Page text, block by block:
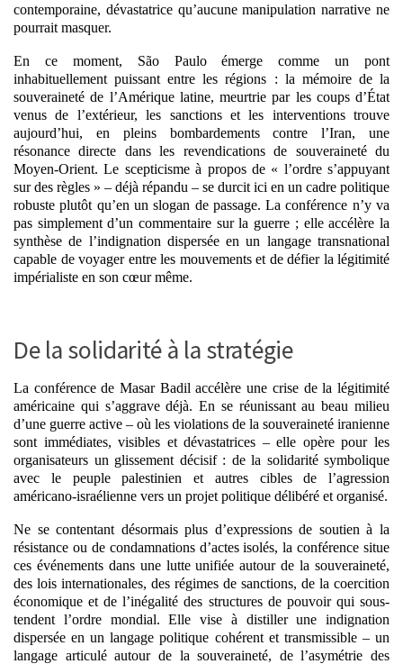
contemporaine, dévastatrice qu’aucune manipulation narrative ne
pourrait masquer.
En ce moment, São Paulo émerge comme un pont
inhabituellement puissant entre les régions : la mémoire de la
souveraineté de l’Amérique latine, meurtrie par les coups d’État
venus de l’extérieur, les sanctions et les interventions trouve
aujourd’hui, en pleins bombardements contre l’Iran, une
résonance directe dans les revendications de souveraineté du
Moyen-Orient. Le scepticisme à propos de « l’ordre s’appuyant
sur des règles » – déjà répandu – se durcit ici en un cadre politique
robuste plutôt qu’en un slogan de passage.La conférence n’y va
pas simplement d’un commentaire sur la guerre ; elle accélère la
synthèse de l’indignation dispersée en un langage transnational
capable de voyager entre les mouvements et de défier la légitimité
impérialiste en son cœur même.
De la solidarité à la stratégie
La conférence de Masar Badil accélère une crise de la légitimité
américaine qui s’aggrave déjà. En se réunissant au beau milieu
d’une guerre active – où les violations de la souveraineté iranienne
sont immédiates, visibles et dévastatrices – elle opère pour les
organisateurs un glissement décisif : de la solidarité symbolique
avec le peuple palestinien et autres cibles de l’agression
américano-israélienne vers un projet politique délibéré et organisé.
Ne se contentant désormais plus d’expressions de soutien à la
résistance ou de condamnations d’actes isolés,la conférence situe
ces événements dans une lutte unifiée autour de la souveraineté,
des lois internationales, des régimes de sanctions, de la coercition
économique et de l’inégalité des structures de pouvoir qui sous-
tendent l’ordre mondial. Elle vise à distiller une indignation
dispersée en un langage politique cohérent et transmissible – un
langage articulé autour de la souveraineté, de l’asymétrie des